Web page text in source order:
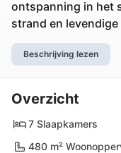
ontspanning in het
strand en
Beschrijving lezen
Overzicht
7 Slaapkamers
480 m²